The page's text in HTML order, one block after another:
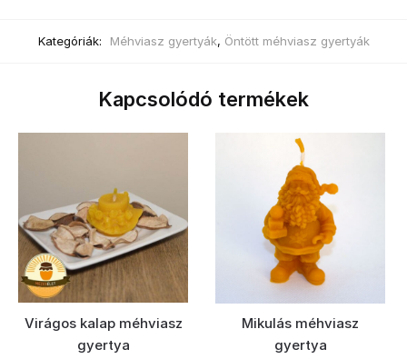
Kategóriák: Méhviasz gyertyák, Öntött méhviasz gyertyák
Kapcsolódó termékek
Virágos kalap méhviasz
gyertya
Mikulás méhviasz
gyertya